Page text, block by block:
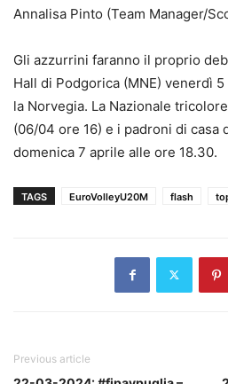
Annalisa Pinto (Team Manager/
Gli azzurrini faranno il proprio
Hall di Podgorica (MNE) venerdì
la Norvegia. La Nazionale
(06/04 ore 16) e i padroni di casa
domenica 7 aprile alle ore 18.30.
TAGS EuroVolleyU20M flash
Previous article